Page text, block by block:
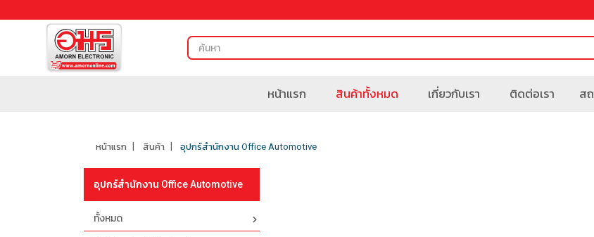
หน้าแรก สินค้าทั้งหมด เกี่ยวกับเรา ติดต่อเรา ส
หน้าแรก สินค้า อุปกร์สำนักงาน Office Automotive
อุปกร์สำนักงาน Office Automotive
ทั้งหมด